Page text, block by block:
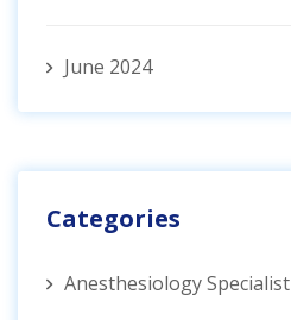
June 2024
Categories
Anesthesiology Specialist